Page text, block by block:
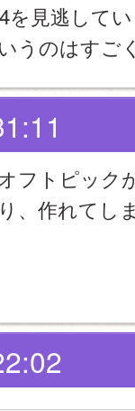
を見逃して
うのはすご
フトピック
、作れてし